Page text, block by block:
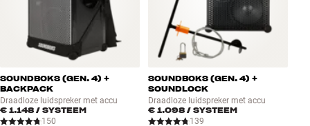
SOUNDBOKS (GEN. 4) +
BACKPACK
Draadloze luidspreker met accu
€ 1.148 / SYSTEEM
150
SOUNDBOKS (GEN. 4) +
SOUNDLOCK
Draadloze luidspreker met accu
€ 1.098 / SYSTEEM
139